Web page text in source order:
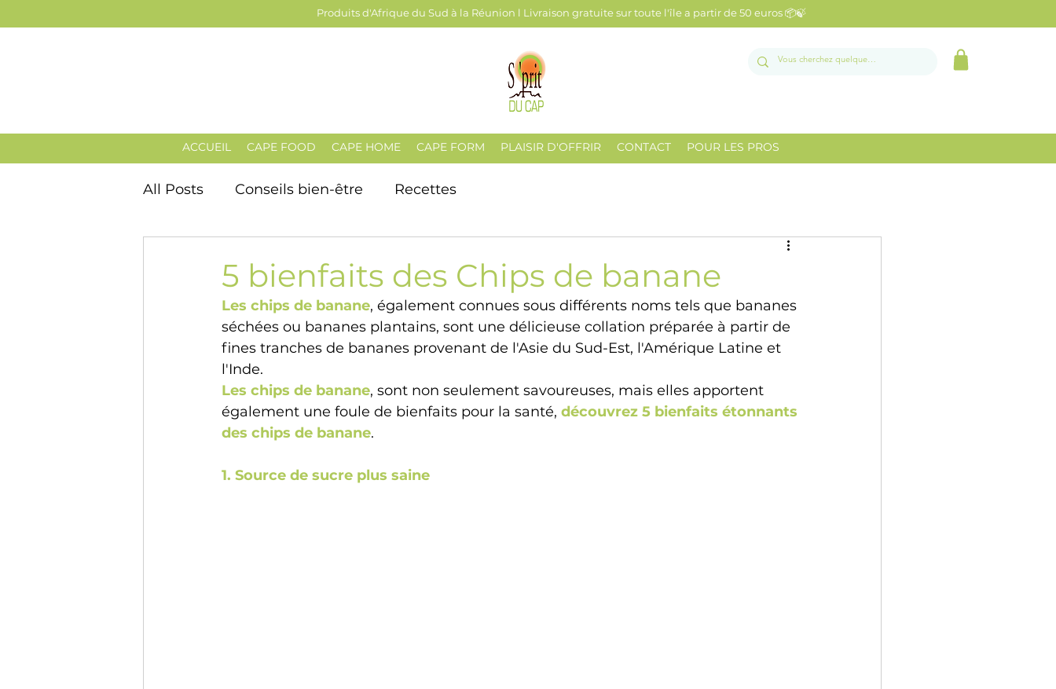
Produits d'Afrique du Sud à la Réunion l Livraison gratuite sur toute l'île a partir de 50 euros 📦🍃
ACCUEIL CAPE FOOD CAPE HOME CAPE FORM PLAISIR D'OFFRIR CONTACT POUR LES PROS
All Posts Conseils bien-être Recettes
5 bienfaits des Chips de banane
Les chips de banane, également connues sous différents noms tels que bananes
séchées ou bananes plantains, sont une délicieuse collation préparée à partir de
fines tranches de bananes provenant de l'Asie du Sud-Est, l'Amérique Latine et
l'Inde.
Les chips de banane, sont non seulement savoureuses, mais elles apportent
également une foule de bienfaits pour la santé, découvrez 5 bienfaits étonnants
des chips de banane.
1. Source de sucre plus saine